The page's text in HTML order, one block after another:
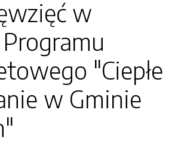
w
"Ciepłe
w Gminie